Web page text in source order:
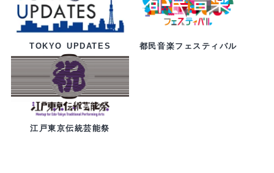
TOKYO UPDATES 都民音楽フェスティバル
江戸東京伝統芸能祭